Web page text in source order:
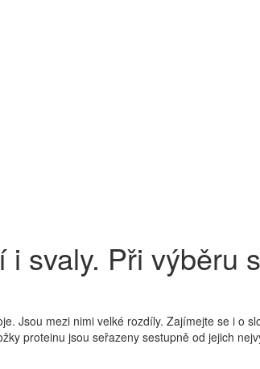
svaly. Při výběru
Jsou mezi nimi velké rozdíly. Zajímejte se i o
proteinu jsou seřazeny sestupně od jejich